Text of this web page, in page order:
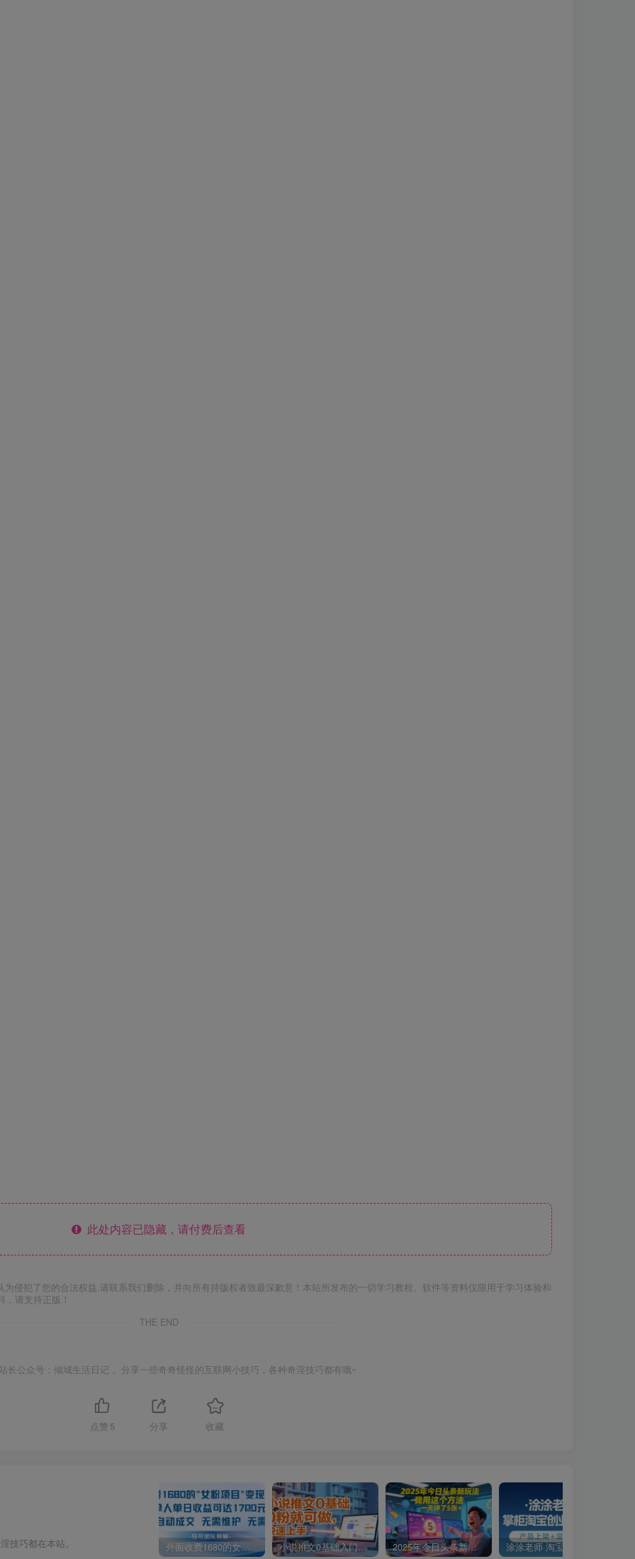
此处内容已隐藏，请付费后查看
侵犯了您的合法权益,请联系我们删除，并向所有持版权者致最深歉意！本站所发布的一切学习教程、软件等资料仅限用于学习体验和
请支持正版！
THE END
长公众号：倾城生活日记 。分享一些奇奇怪怪的互联网小技巧，各种奇淫技巧都有哦~
点赞 5 分享 收藏
技巧都在本站。 外面收费1680的女粉项目变现，单人单日收益可达1.7k，全自动成交无需维护 小说推文0基础入门教程，0粉就可做，快速上手 2025年今日头条新玩法，我用这个方法，一天挣了5张+